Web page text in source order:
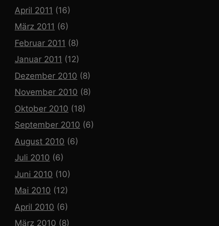
April 2011 (16)
März 2011 (6)
Februar 2011 (8)
Januar 2011 (12)
Dezember 2010 (8)
November 2010 (8)
Oktober 2010 (18)
September 2010 (6)
August 2010 (6)
Juli 2010 (6)
Juni 2010 (10)
Mai 2010 (12)
April 2010 (6)
März 2010 (8)